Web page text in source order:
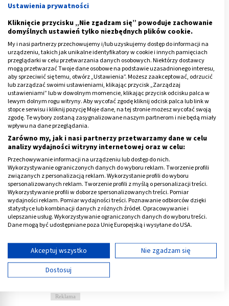
jednak są nowotwory, którym może towarzyszyć.
Najgorsze sąrokowania przy żółtaczce
mechanicznejzwiązanej z rakiem trzustki. Choroba ta
rozwija się bardzo szybko i cechuje ogromną
śmiertelnością. W Polsce 1 rok od diagnozy przeżywa
zaledwie 23 procent pacjentów, a 5 lat – tylko 8
procent.
Rak brodawki Vaterajest schorzeniem zdecydowanie
rzadszym, stanowiącym zaledwie 0,2 proc.
nowotworów układu pokarmowego. Typowe dla jego
przebiegu są przerzuty do okolicznych węzłów
chłonnych, a także niemożność całkowitego i trwałego
wyleczenia. Większość pacjentów z tym rozpoznaniem
także przedwcześnie umiera.
Źle wyglądają rokowania również w przypadku innych
nowotworów, którym towarzyszy żółtaczka
mechaniczna. Przyczyną jest ich dużą złośliwość, a
także późne zazwyczaj rozpoznanie (jak np. w
przypadku raka wątroby, długo rozwijającego się
bezobjawowo).
Reklama
Ustawienia prywatności
Kliknięcie przycisku „Nie zgadzam się” powoduje zachowanie
domyślnych ustawień tylko niezbędnych plików cookie.
My i nasi partnerzy przechowujemy i/lub uzyskujemy dostęp do informacji na
urządzeniu, takich jak unikalne identyfikatory w cookie i innych pamięciach
przeglądarki w celu przetwarzania danych osobowych. Niektórzy dostawcy
mogą przetwarzać Twoje dane osobowe na podstawie uzasadnionego interesu,
aby sprzeciwić się temu, otwórz „Ustawienia”. Możesz zaakceptować, odrzucić
lub zarządzać swoimi ustawieniami, klikając przycisk „Zarządzaj
ustawieniami” lub w dowolnym momencie, klikając przycisk odcisku palca w
lewym dolnym rogu witryny. Aby wycofać zgodę kliknij odcisk palca lub link w
stopce serwisu i kliknij pozycję Moje dane, na tej stronie możesz wycofać swoją
zgodę. Te wybory zostaną zasygnalizowane naszym partnerom i nie będą miały
wpływu na dane przeglądania.
Zarówno my, jak i nasi partnerzy przetwarzamy dane w celu
analizy wydajności witryny internetowej oraz w celu:
Przechowywanie informacji na urządzeniu lub dostęp do nich.
Wykorzystywanie ograniczonych danych do wyboru reklam. Tworzenie profili
związanych z personalizacją reklam. Wykorzystanie profili do wyboru
spersonalizowanych reklam. Tworzenie profili z myślą o personalizacji treści.
Wykorzystywanie profili w doborze spersonalizowanych treści. Pomiar
wydajności reklam. Pomiar wydajności treści. Poznawanie odbiorców dzięki
statystyce lub kombinacji danych z różnych źródeł. Opracowywanie i
ulepszanie usług. Wykorzystywanie ograniczonych danych do wyboru treści.
Dane mogą być udostępniane poza Unię Europejską i wysyłane do USA.
Wyświetl listę partnerów (11 dostawców IAB)
Używamy Twoich danych w następujących celach:
Cele przetwarzania IAB:
Przechowywanie informacji na urządzeniu lub
dostęp do nich
Akceptuj wszystko
Nie zgadzam się
Dostosuj